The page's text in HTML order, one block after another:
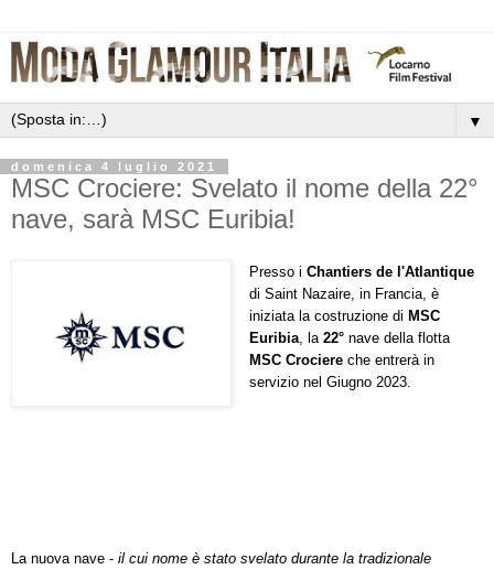
▼
domenica 4 luglio 2021
MSC Crociere: Svelato il nome della 22°
nave, sarà MSC Euribia!
Presso i Chantiers de l'Atlantique
di Saint Nazaire, in Francia, è
iniziata la costruzione di MSC
Euribia, la 22°nave della flotta
MSC Crociereche entrerà in
servizio nel Giugno 2023.
La nuova nave - il cui nome è stato svelato durante la tradizionale